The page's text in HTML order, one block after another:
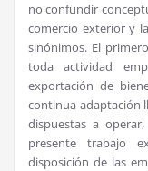
no confundir
comercio exterior y
sinónimos. El
toda actividad
exportación de
continua adaptación
dispuestas a
presente trabajo
disposición de las